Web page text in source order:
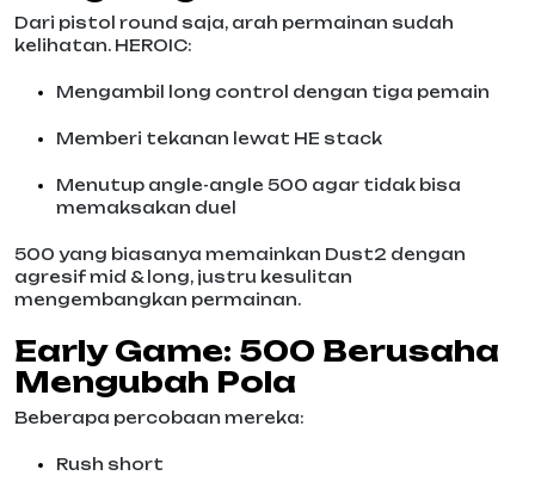
Dari pistol round saja, arah permainan sudah
kelihatan. HEROIC:
Mengambil long control dengan tiga pemain
Memberi tekanan lewat HE stack
Menutup angle-angle 500 agar tidak bisa
memaksakan duel
500 yang biasanya memainkan Dust2 dengan
agresif mid & long, justru kesulitan
mengembangkan permainan.
Early Game: 500 Berusaha
Mengubah Pola
Beberapa percobaan mereka:
Rush short